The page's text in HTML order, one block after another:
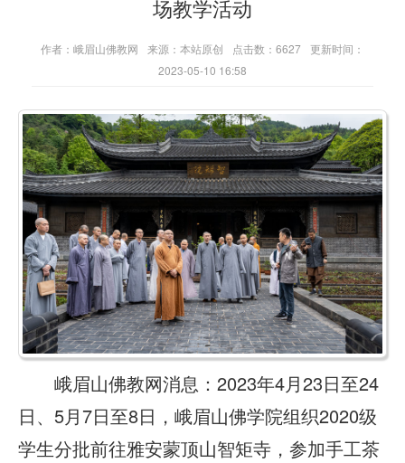
场教学活动
作者：峨眉山佛教网 来源：本站原创 点击数：6627 更新时间：
2023-05-10 16:58
峨眉山佛教网消息：2023年4月23日至24
日、5月7日至8日，峨眉山佛学院组织2020级
学生分批前往雅安蒙顶山智矩寺，参加手工茶